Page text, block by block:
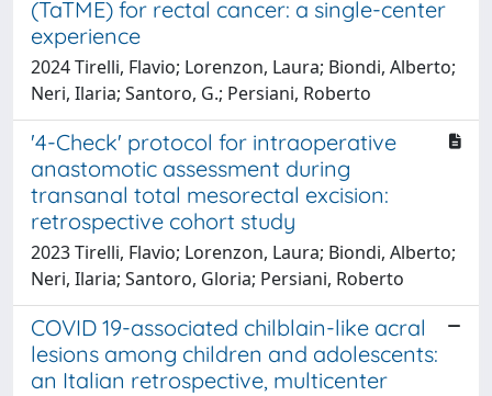
(TaTME) for rectal cancer: a single-center
experience
2024 Tirelli, Flavio; Lorenzon, Laura; Biondi, Alberto;
Neri, Ilaria; Santoro, G.; Persiani, Roberto
'4-Check' protocol for intraoperative
anastomotic assessment during
transanal total mesorectal excision:
retrospective cohort study
2023 Tirelli, Flavio; Lorenzon, Laura; Biondi, Alberto;
Neri, Ilaria; Santoro, Gloria; Persiani, Roberto
COVID 19-associated chilblain-like acral
lesions among children and adolescents:
an Italian retrospective, multicenter